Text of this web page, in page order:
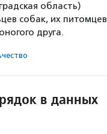
область)
собак, их питомцев
друга.
в данных